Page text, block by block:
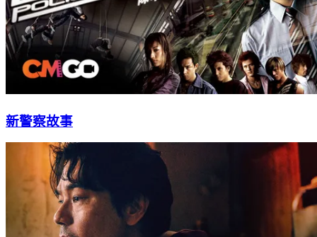
新警察故事